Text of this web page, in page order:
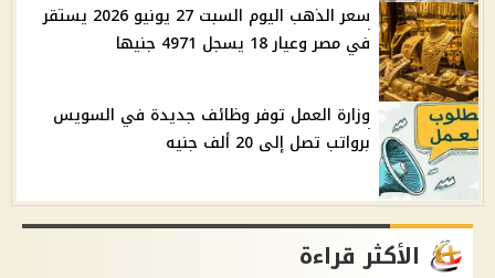
سعر الذهب اليوم السبت 27 يونيو 2026 يستقر
في مصر وعيار 18 يسجل 4971 جنيها
وزارة العمل توفر وظائف جديدة في السويس
برواتب تصل إلى 20 ألف جنيه
الأكثر قراءة